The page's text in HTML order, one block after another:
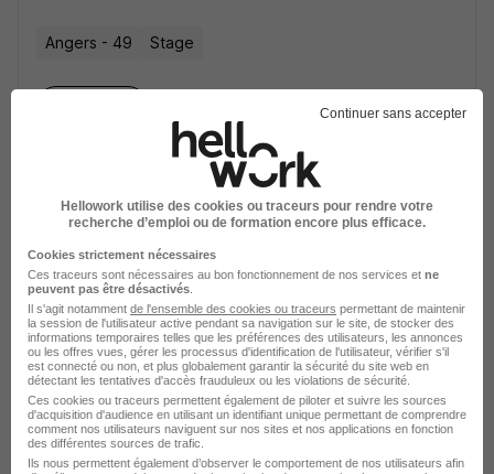
Angers - 49 Stage
il y a 27 jours
sur 1
Élargissez votre recherche chezEiffage Construction
ou àAngers
Entreprise Eiffage Construction
Emploi Angers
Entreprise Angers
Continuer sans accepter
Hellowork utilise des cookies ou traceurs pour rendre votre
recherche d’emploi ou de formation encore plus efficace.
Cookies strictement nécessaires
Ces traceurs sont nécessaires au bon fonctionnement de nos services et ne
peuvent pas être désactivés
Il s'agit notamment de l'ensemble des cookies ou traceurs permettant de maintenir
la session de l'utilisateur active pendant sa navigation sur le site, de stocker des
informations temporaires telles que les préférences des utilisateurs, les annonces
ou les offres vues, gérer les processus d'identification de l'utilisateur, vérifier s'il
est connecté ou non, et plus globalement garantir la sécurité du site web en
détectant les tentatives d'accès frauduleux ou les violations de sécurité.
Ces cookies ou traceurs permettent également de piloter et suivre les sources
d'acquisition d'audience en utilisant un identifiant unique permettant de comprendre
comment nos utilisateurs naviguent sur nos sites et nos applications en fonction
des différentes sources de trafic.
Ils nous permettent également d’observer le comportement de nos utilisateurs afin